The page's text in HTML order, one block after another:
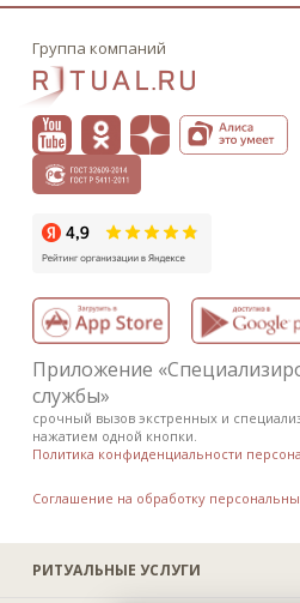
РИТУАЛЬНЫЕ УСЛУГИ
Группа компаний
Приложение
службы»
срочный вызов экстренных и
нажатием одной кнопки.
Политика конфиденциальности
Соглашение на обработку